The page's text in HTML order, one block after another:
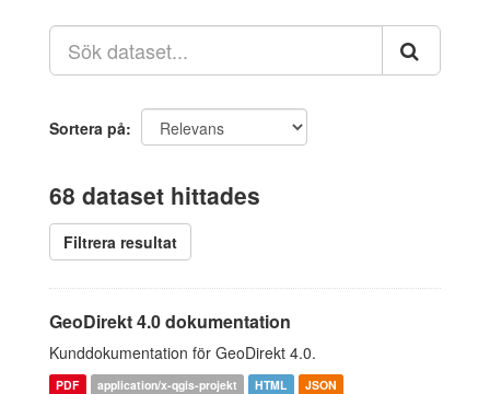
Sortera på
68 dataset hittades
Filtrera resultat
GeoDirekt 4.0 dokumentation
Kunddokumentation för GeoDirekt 4.0.
PDF application/x-qgis-projekt HTML JSON